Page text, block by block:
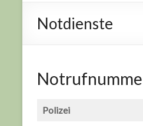
Notdienste
Polizei